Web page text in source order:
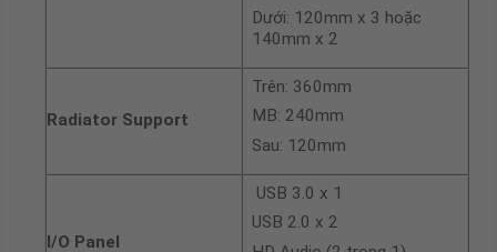
Dưới: 120mm x 3 hoặc
140mm x 2
Radiator Support
Trên: 360mm
MB: 240mm
Sau: 120mm
I/O Panel
USB 3.0 x 1
USB 2.0 x 2